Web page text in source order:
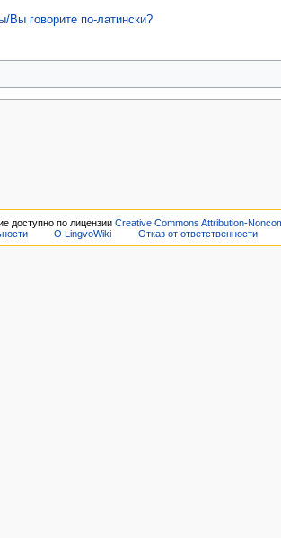
Вы говорите по-латински?
доступно по лицензии Creative Commons Attribution-
О LingvoWiki Отказ от ответственности